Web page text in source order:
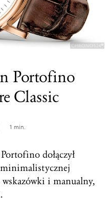
Portofino
Classic
1 min.
dołączył
minimalistycznej
i manualny,